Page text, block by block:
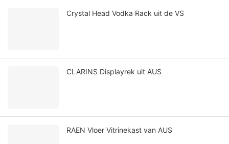
Crystal Head Vodka Rack uit de VS
CLARINS Displayrek uit AUS
RAEN Vloer Vitrinekast van AUS